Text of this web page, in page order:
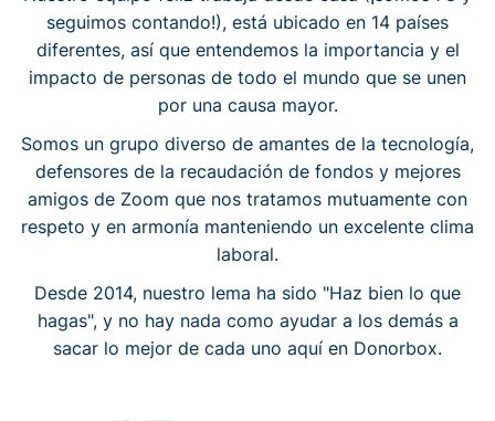
seguimos contando!), está ubicado en 14 países
diferentes, así que entendemos la importancia y el
impacto de personas de todo el mundo que se unen
por una causa mayor.
Somos un grupo diverso de amantes de la tecnología,
defensores de la recaudación de fondos y mejores
amigos de Zoom que nos tratamos mutuamente con
respeto y en armonía manteniendo un excelente clima
laboral.
Desde 2014, nuestro lema ha sido "Haz bien lo que
hagas", y no hay nada como ayudar a los demás a
sacar lo mejor de cada uno aquí en Donorbox.